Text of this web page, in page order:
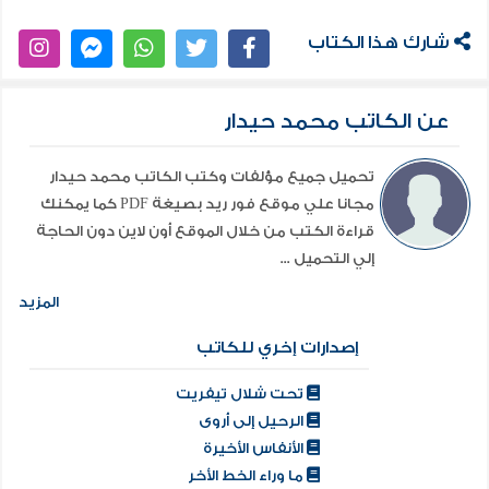
وس ّرج يا فارس اللطام وسواهما، ثم قصيدة القمري
الذائعة الصيت.
وقد تميز شعر الشيخ بومدين، الذي يدخل في معجم
الشعر الشعبي الملحون،
بخصائص اعتبرتها، هذه الدراسة، استثنائية بالنسبة لهذا
الحقل من الشعر، كمدح المرأة
بدل التغزل بها في كثير من الأحيان، وشعر الفكاهة، الذي
جاء كأحد أفرع الهجاء المقذع
الذي اتسع إلى محاورة الحيوان. وغير ذلك من ما سيقف
الكتاب على تواضع حجمه.
شارك هذا الكتاب
عن الكاتب محمد حيدار
تحميل جميع مؤلفات وكتب الكاتب محمد حيدار
مجانا علي موقع فور ريد بصيغة PDF كما يمكنك
قراءة الكتب من خلال الموقع أون لاين دون الحاجة
إلي التحميل ...
المزيد
إصدارات إخري للكاتب
تحت شلال تيفريت
الرحيل إلى أروى
الأنفاس الأخيرة
ما وراء الخط الأخر